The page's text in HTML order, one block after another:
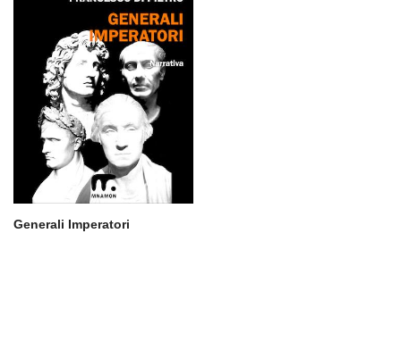
Generali Imperatori